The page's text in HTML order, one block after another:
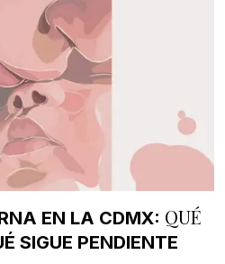
EN LA CDMX: QUÉ
SIGUE PENDIENTE